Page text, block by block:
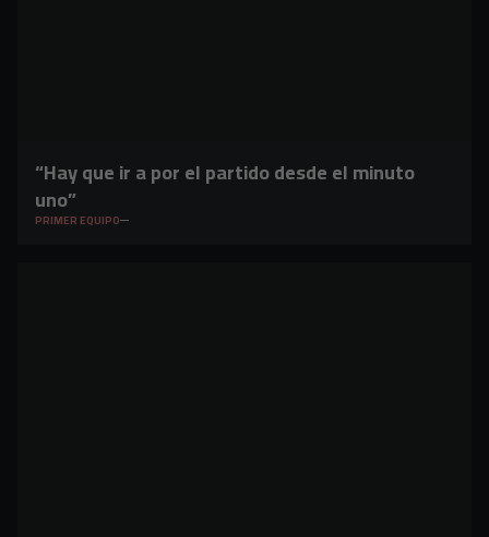
“Hay que ir a por el partido desde el minuto
uno”
PRIMER EQUIPO